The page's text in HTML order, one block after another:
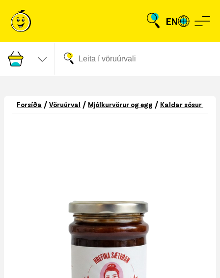
EN
Forsíða / Vöruúrval / Mjólkurvörur og egg / Kaldar sósur og